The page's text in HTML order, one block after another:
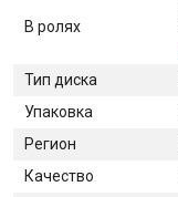
В ролях
Тип диска
Упаковка
Регион
Качество